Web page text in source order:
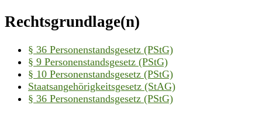
Rechtsgrundlage(n)
§ 36 Personenstandsgesetz (PStG)
§ 9 Personenstandsgesetz (PStG)
§ 10 Personenstandsgesetz (PStG)
Staatsangehörigkeitsgesetz (StAG)
§ 36 Personenstandsgesetz (PStG)